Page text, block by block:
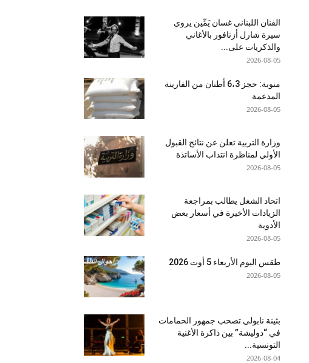
الفنان اللبناني غسان يَمِّين يروي
سيرة شارل أزنافور بالأغاني
والذكريات على...
2026-08-05
منوبة: حجز 6،3 أطنان من الفارينة
المدعمة
2026-08-05
وزارة التربية تعلن عن نتائج القبول
الأولي لمناظرة انتداب الأساتذة
2026-08-05
اتحاد الشغل يطالب بمراجعة
الزيادات الأخيرة في أسعار بعض
الأدوية
2026-08-05
طقس اليوم الأربعاء 5 أوت 2026
2026-08-05
بثينة نابولي تصحب جمهور الحمامات
في “دوليشة” بين ذاكرة الأغنية
التونسية...
2026-08-04